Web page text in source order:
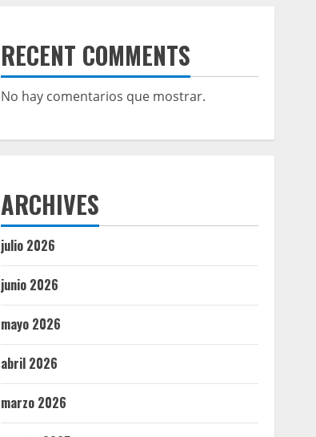
RECENT COMMENTS
No hay comentarios que mostrar.
ARCHIVES
julio 2026
junio 2026
mayo 2026
abril 2026
marzo 2026